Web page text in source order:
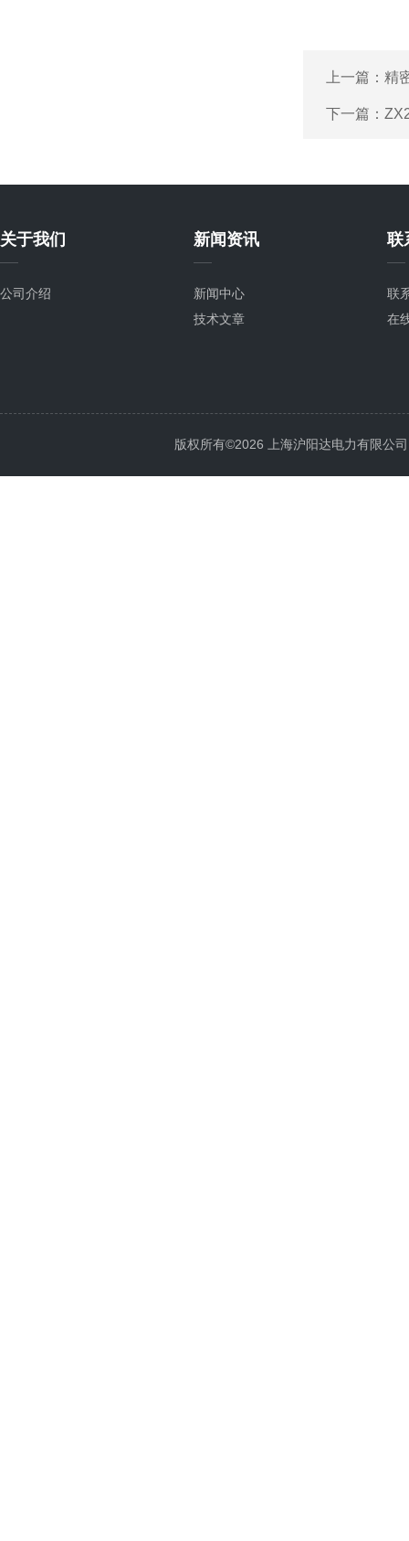
上一篇： 精
下一篇：
关于我们
公司介绍
新闻资讯
新闻中心
技术文章
联
联
在
版权所有©2026 上海沪阳达电力有限公